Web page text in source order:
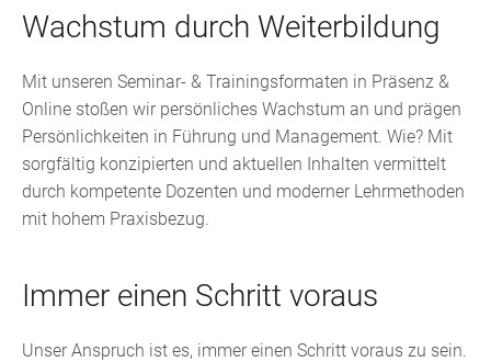
Wachstum durch Weiterbildung
Mit unseren Seminar- & Trainingsformaten in Präsenz &
Online stoßen wir persönliches Wachstum an und prägen
Persönlichkeiten in Führung und Management. Wie? Mit
sorgfältig konzipierten und aktuellen Inhalten vermittelt
durch kompetente Dozenten und moderner Lehrmethoden
mit hohem Praxisbezug.
Immer einen Schritt voraus
Unser Anspruch ist es, immer einen Schritt voraus zu sein.